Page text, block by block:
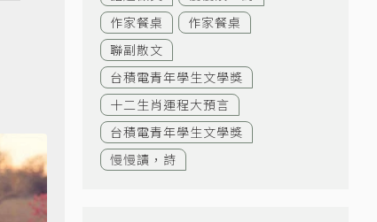
作家餐桌
作家餐桌
聯副散文
台積電青年學生文學獎
十二生肖運程大預言
台積電青年學生文學獎
慢慢讀，詩